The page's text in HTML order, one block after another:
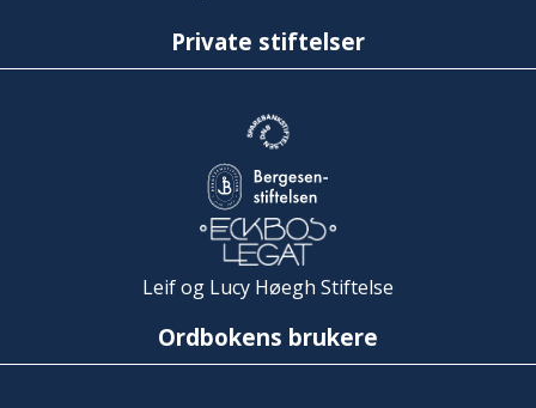
Private stiftelser
Leif og Lucy Høegh Stiftelse
Ordbokens brukere